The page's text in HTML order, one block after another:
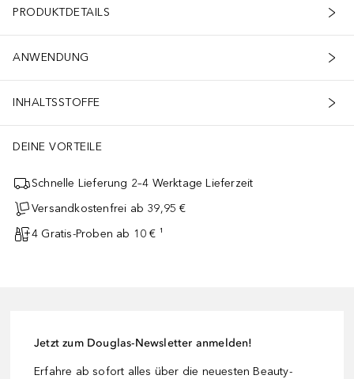
PRODUKTDETAILS
ANWENDUNG
INHALTSSTOFFE
DEINE VORTEILE
Schnelle Lieferung 2–4 Werktage Lieferzeit
Versandkostenfrei ab 39,95 €
4 Gratis-Proben ab 10 € ¹
Jetzt zum Douglas-Newsletter anmelden!
Erfahre ab sofort alles über die neuesten Beauty-